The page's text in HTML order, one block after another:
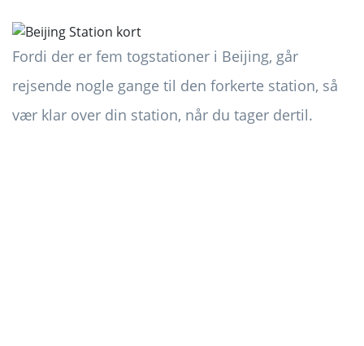
Fordi der er fem togstationer i Beijing, går
rejsende nogle gange til den forkerte station, så
vær klar over din station, når du tager dertil.